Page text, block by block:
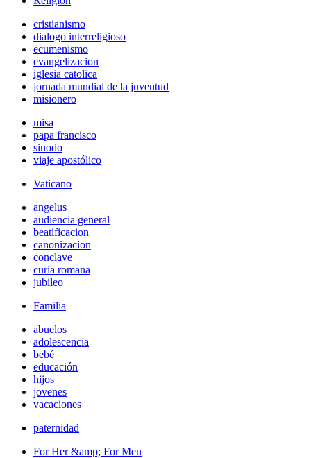
cristianismo
dialogo interreligioso
ecumenismo
evangelizacion
iglesia catolica
jornada mundial de la juventud
misionero
misa
papa francisco
sinodo
viaje apostólico
Vaticano
angelus
audiencia general
beatificacion
canonizacion
conclave
curia romana
jubileo
Familia
abuelos
adolescencia
bebé
educación
hijos
jovenes
vacaciones
paternidad
For Her &amp; For Men